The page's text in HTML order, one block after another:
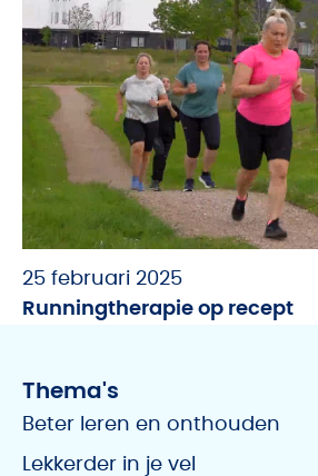
25 februari 2025
Runningtherapie op recept
Thema's
Beter leren en onthouden
Lekkerder in je vel